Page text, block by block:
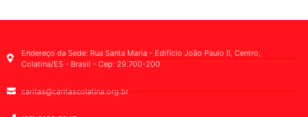
Endereço da Sede: Rua Santa Maria - Edifício João Paulo II, Centro,
Colatina/ES - Brasil - Cep: 29.700-200
caritas@caritascolatina.org.br